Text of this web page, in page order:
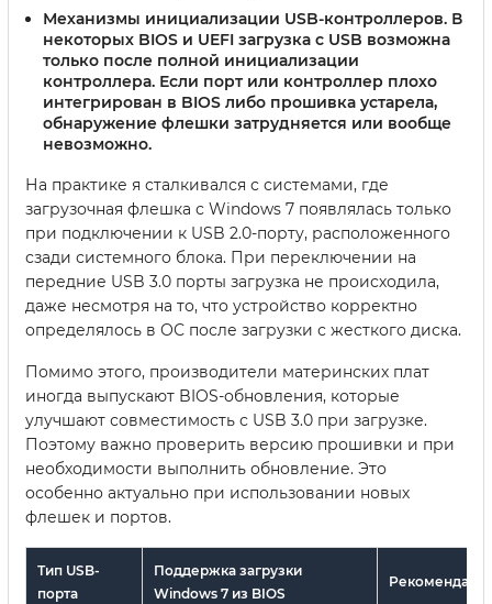
Механизмы инициализации USB-контроллеров. В
некоторых BIOS и UEFI загрузка с USB возможна
только после полной инициализации
контроллера. Если порт или контроллер плохо
интегрирован в BIOS либо прошивка устарела,
обнаружение флешки затрудняется или вообще
невозможно.
На практике я сталкивался с системами, где
загрузочная флешка с Windows 7 появлялась только
при подключении к USB 2.0-порту, расположенного
сзади системного блока. При переключении на
передние USB 3.0 порты загрузка не происходила,
даже несмотря на то, что устройство корректно
определялось в ОС после загрузки с жесткого диска.
Помимо этого, производители материнских плат
иногда выпускают BIOS-обновления, которые
улучшают совместимость с USB 3.0 при загрузке.
Поэтому важно проверить версию прошивки и при
необходимости выполнить обновление. Это
особенно актуально при использовании новых
флешек и портов.
Тип USB-
порта
Поддержка загрузки
Windows 7 из BIOS